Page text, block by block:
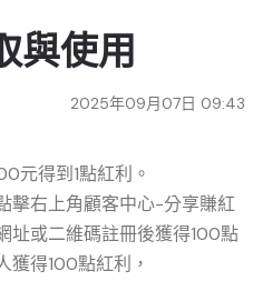
與使用
2025年09月07日 09:43
元得到1點紅利。
擊右上角顧客中心-分享賺紅
址或二維碼註冊後獲得100點
獲得100點紅利，